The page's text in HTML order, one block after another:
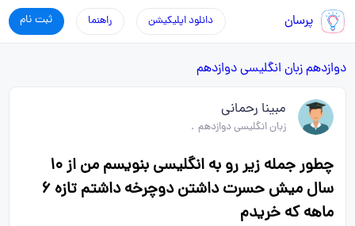
پرسان ثبت نام راهنما دانلود اپلیکیشن
دوازدهمزبان انگلیسی دوازدهم
مبینا رحمانی
زبان انگلیسی دوازدهم .
چطور جمله زیر رو به انگلیسی بنویسم من از ۱۰
سال میش حسرت داشتن دوچرخه داشتم تازه ۶
ماهه که خریدم